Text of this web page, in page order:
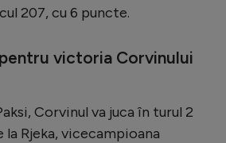
207, cu 6 puncte.
victoria Corvinului
Corvinul va juca în turul 2
Rjeka, vicecampioana